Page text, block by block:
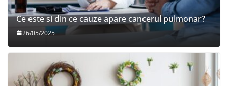
Ce este si din ce cauze apare cancerul pulmonar?
26/05/2025